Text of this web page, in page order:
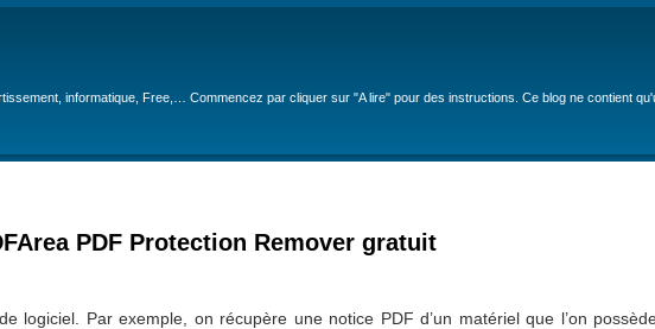
informatique, Free,… Commencez par cliquer sur "A lire" pour des instructions. Ce blog ne contient
PDF Protection Remover gratuit
logiciel. Par exemple, on récupère une notice PDF d’un matériel que l’on